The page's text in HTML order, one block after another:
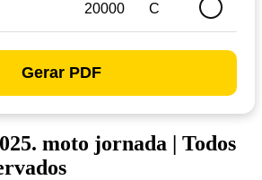
20000 C
Gerar PDF
moto jornada | Todos